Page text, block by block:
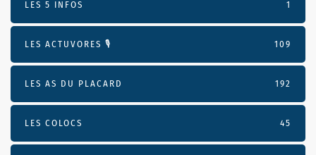
LES 5 INFOS 1
LES ACTUVORES 🎙 109
LES AS DU PLACARD 192
LES COLOCS 45